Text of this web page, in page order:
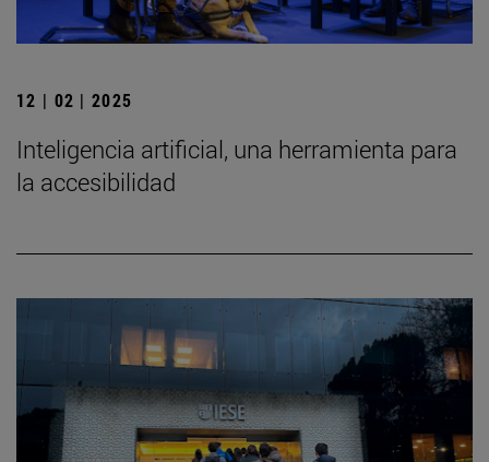
12 | 02 | 2025
Inteligencia artificial, una herramienta para
la accesibilidad